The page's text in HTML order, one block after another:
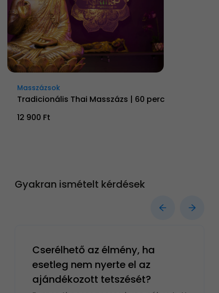
Masszázsok
Tradicionális Thai Masszázs | 60 perc
12 900 Ft
Gyakran ismételt kérdések
Cserélhető az élmény, ha
esetleg nem nyerte el az
ajándékozott tetszését?